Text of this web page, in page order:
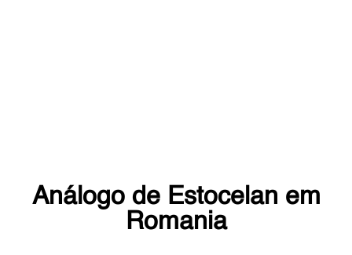
Análogo de Estocelan em
Romania